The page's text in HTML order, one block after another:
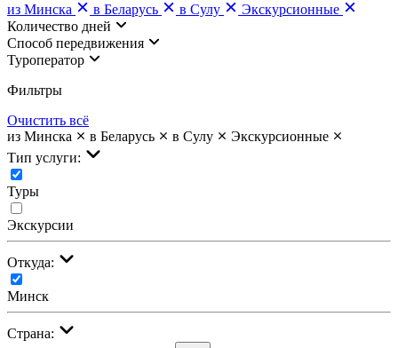
из Минска
в Беларусь в Сулу
Экскурсионные
Количество дней
Cпособ передвижения
Туроператор
Фильтры
Очистить всё
из Минска
в Беларусь в Сулу
Экскурсионные
Тип услуги:
Туры
Экскурсии
Откуда:
Минск
Страна: